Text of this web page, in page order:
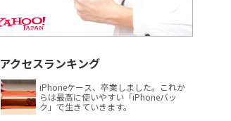
アクセスランキング
iPhoneケース、卒業しました。これか
らは最高に使いやすい「iPhoneバッ
ク」で生きていきます。